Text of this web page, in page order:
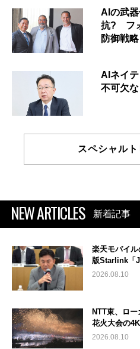
AIの武
抗? フ
防御戦略
AIネイ
不可欠
スペシャル
NEW ARTICLES 新着記事
楽天モバイ
版Starlink「
2026.08.10
NTT東、ロ
花火大会の
2026.08.10